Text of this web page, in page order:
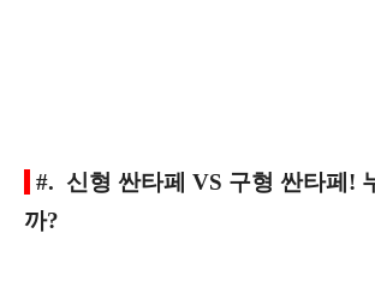
#. 신형 싼타페 VS 구형 싼타페!
까?